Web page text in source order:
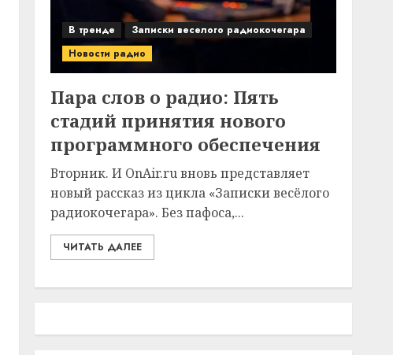
В тренде
Записки веселого радиокочегара
Новости радио
Пара слов о радио: Пять
стадий принятия нового
программного обеспечения
Вторник. И OnAir.ru вновь представляет
новый рассказ из цикла «Записки весёлого
радиокочегара». Без пафоса,...
ЧИТАТЬ ДАЛЕЕ